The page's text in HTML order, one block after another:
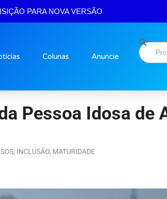
PARA NOVA VERSÃO
Colunas Anuncie
Pessoa Idosa de
, INCLUSÃO, MATURIDADE